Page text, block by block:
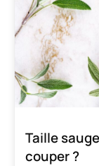
Taille
couper ?